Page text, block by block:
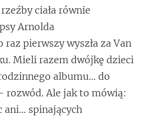
ciała równie
Arnolda
raz pierwszy wyszła za Van
Mieli razem dwójkę dzieci
albumu… do
rozwód. Ale jak to mówią:
ani… spinających